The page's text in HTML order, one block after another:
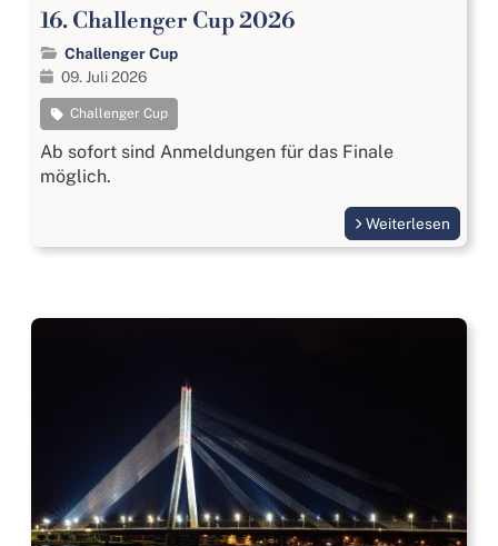
16. Challenger Cup 2026
Challenger Cup
09. Juli 2026
Challenger Cup
Ab sofort sind Anmeldungen für das Finale
möglich.
Weiterlesen